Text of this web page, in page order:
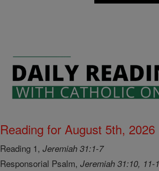
Reading for August 5th, 2026
Reading 1,Jeremiah 31:1-7
Responsorial Psalm,Jeremiah 31:10, 11-